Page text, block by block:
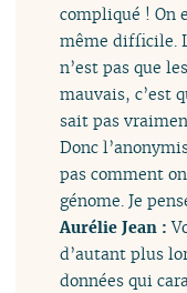
compliqué ! On
même difficile.
n’est pas que
mauvais, c’est
sait pas
Donc
pas comment
génome. Je
Aurélie Jean :
d’autant plus
données qui